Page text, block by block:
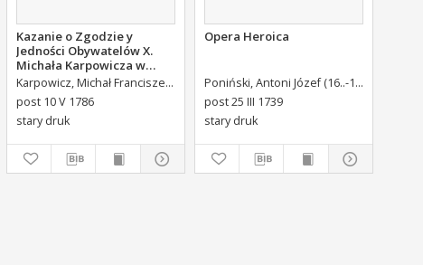
Portalupi, Antoni Maria (1713-1791) Tł.
Brühl, Heinrich von (1700-1763)Adr. ded.
Kazanie o Zgodzie y
Jedności Obywatelów X.
Michała Karpowicza w
Uroczystosc Imienin [...]
Stanisława Augusta Krola
Miane [...].
Karpowicz, Michał Franciszek (1744-1803)
post 10 V 1786
stary druk
Opera Heroica
Poniński, Antoni Józef (16..-1742).
post 25 III 1739
stary druk